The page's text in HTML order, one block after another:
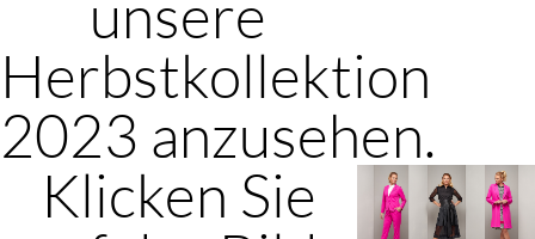
unsere
Herbstkollektion
2023 anzusehen.
Klicken Sie